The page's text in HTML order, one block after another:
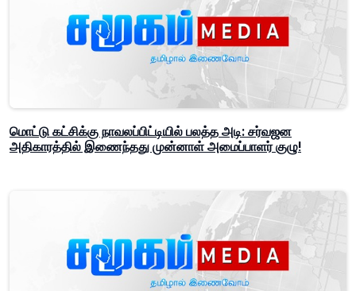
மொட்டு கட்சிக்கு நாவலப்பிட்டியில் பலத்த அடி: சர்வஜன
அதிகாரத்தில் இணைந்தது முன்னாள் அமைப்பாளர் குழு!